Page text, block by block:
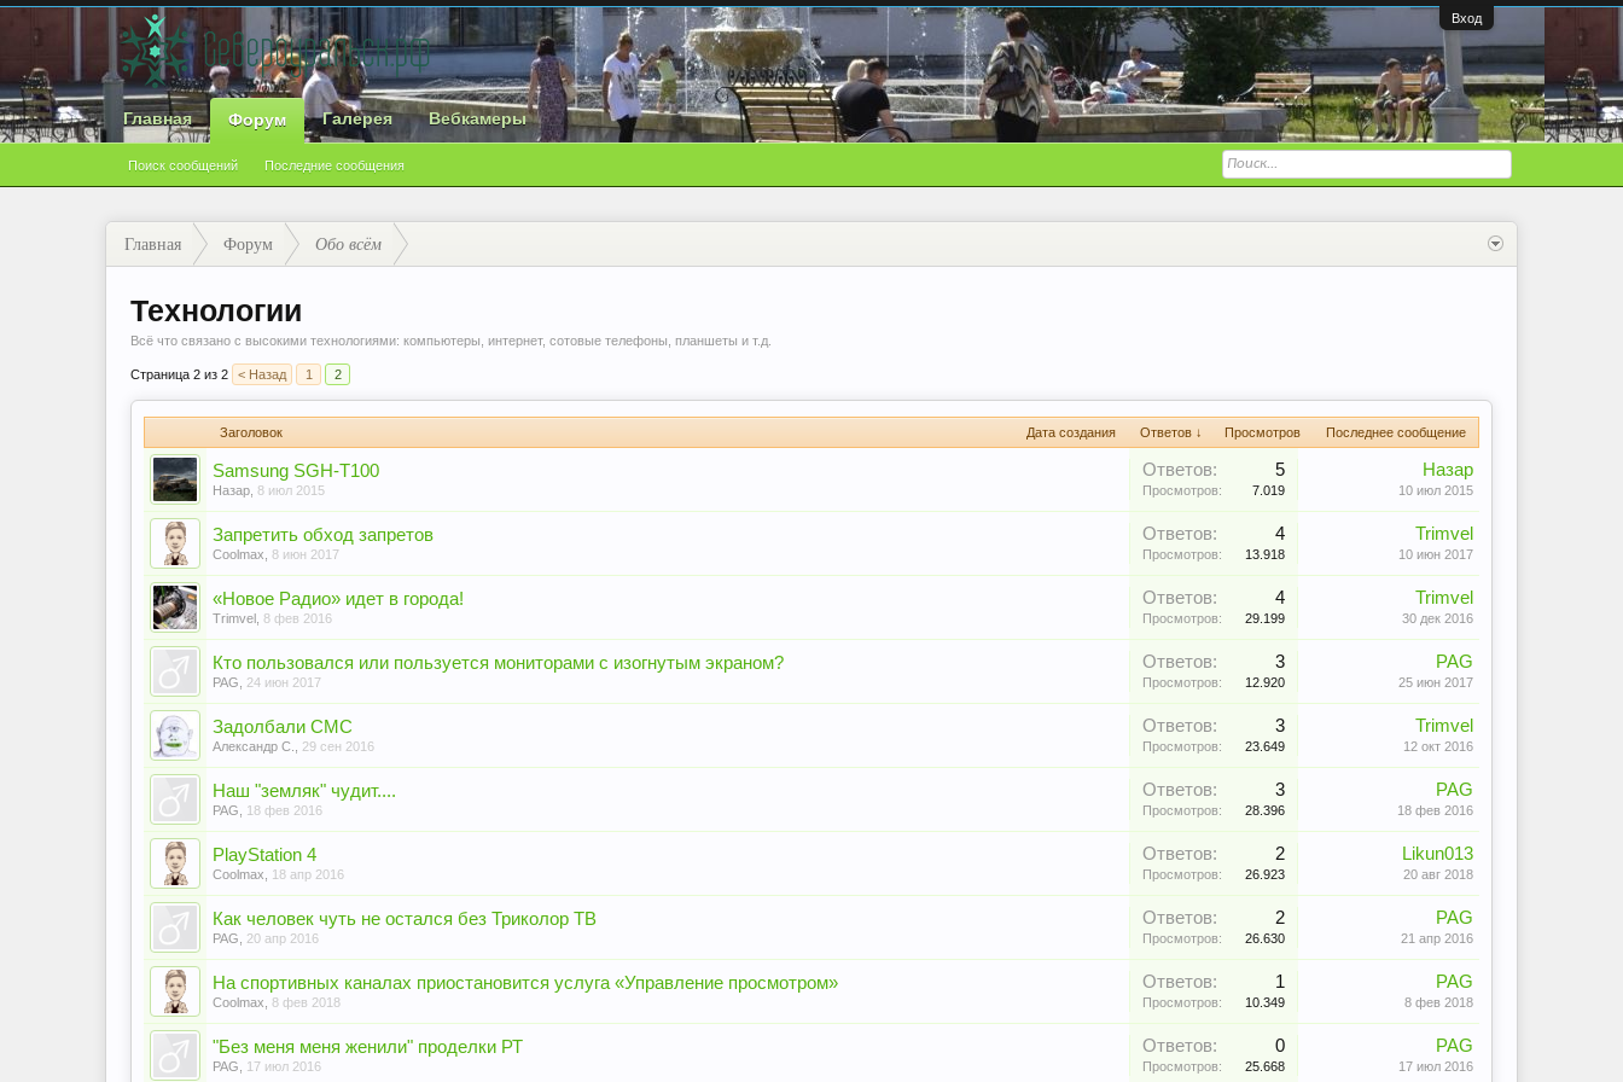
Вход
Главная Форум
Поиск сообщений Последние сообщения
Галерея Вебкамеры
Главная Форум Обо всём
Технологии
Всё что связано с высокими технологиями: компьютеры, интернет, сотовые телефоны, планшеты и т.д.
Страница 2 из 2 < Назад 1 2
Заголовок Дата создания Ответов ↓ Просмотров Последнее сообщение
Samsung SGH-T100
Назар 8 июл 2015
Ответов: 5
Просмотров: 7.019
Назар
10 июл 2015
Запретить обход запретов
Coolmax 8 июн 2017
Ответов: 4
Просмотров: 13.918
Trimvel
10 июн 2017
«Новое Радио» идет в города!
Trimvel 8 фев 2016
Ответов: 4
Просмотров: 29.199
Trimvel
30 дек 2016
Кто пользовался или пользуется мониторами с изогнутым экраном?
PAG 24 июн 2017
Ответов: 3
Просмотров: 12.920
PAG
25 июн 2017
Задолбали СМС
Александр С. 29 сен 2016
Ответов: 3
Просмотров: 23.649
Trimvel
12 окт 2016
Наш "земляк" чудит....
PAG 18 фев 2016
Ответов: 3
Просмотров: 28.396
PAG
18 фев 2016
PlayStation 4
Coolmax 18 апр 2016
Ответов: 2
Просмотров: 26.923
Likun013
20 авг 2018
Как человек чуть не остался без Триколор ТВ
PAG 20 апр 2016
Ответов: 2
Просмотров: 26.630
PAG
21 апр 2016
На спортивных каналах приостановится услуга «Управление просмотром»
Coolmax 8 фев 2018
Ответов: 1
Просмотров: 10.349
PAG
8 фев 2018
"Без меня меня женили" проделки РТ
PAG 17 июл 2016
Ответов: 0
Просмотров: 25.668
PAG
17 июл 2016